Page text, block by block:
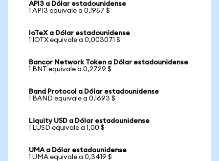
API3 a Dólar estadounidense
1 API3 equivale a 0,1957 $
IoTeX a Dólar estadounidense
1 IOTX equivale a 0,003071 $
Bancor Network Token a Dólar estadounidense
1 BNT equivale a 0,2729 $
Band Protocol a Dólar estadounidense
1 BAND equivale a 0,1693 $
Liquity USD a Dólar estadounidense
1 LUSD equivale a 1,00 $
UMA a Dólar estadounidense
1 UMA equivale a 0,3419 $